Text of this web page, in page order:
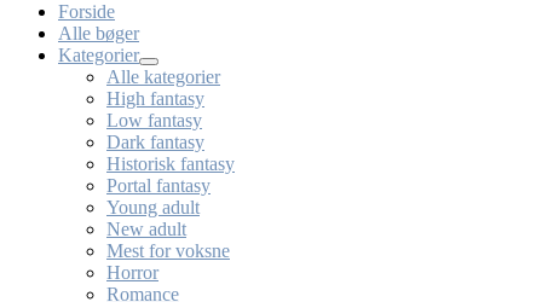
Forside
Alle bøger
Kategorier
Alle kategorier
High fantasy
Low fantasy
Dark fantasy
Historisk fantasy
Portal fantasy
Young adult
New adult
Mest for voksne
Horror
Romance